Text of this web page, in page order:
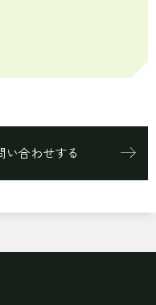
い合わせする